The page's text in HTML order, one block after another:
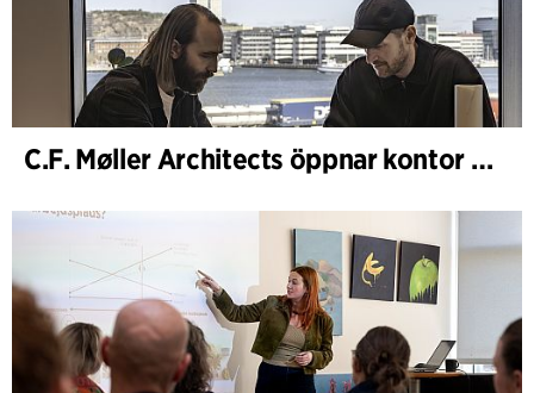
C.F. Møller Architects öppnar kontor i Göteborg